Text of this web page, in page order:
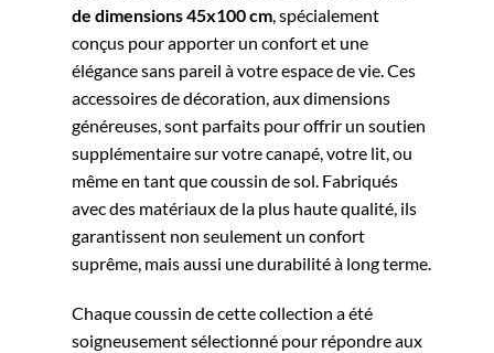
de dimensions 45x100 cm , spécialement
conçus pour apporter un confort et une
élégance sans pareil à votre espace de vie. Ces
accessoires de décoration, aux dimensions
généreuses, sont parfaits pour offrir un soutien
supplémentaire sur votre canapé, votre lit, ou
même en tant que coussin de sol. Fabriqués
avec des matériaux de la plus haute qualité, ils
garantissent non seulement un confort
suprême, mais aussi une durabilité à long terme.
Chaque coussin de cette collection a été
soigneusement sélectionné pour répondre aux